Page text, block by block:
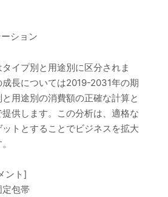
ション
イプ別と用途別に区分されま
長については2019-2031年の期
用途別の消費額の正確な計算と
供します。この分析は、適格な
トとすることでビジネスを拡大
ント]
定包帯